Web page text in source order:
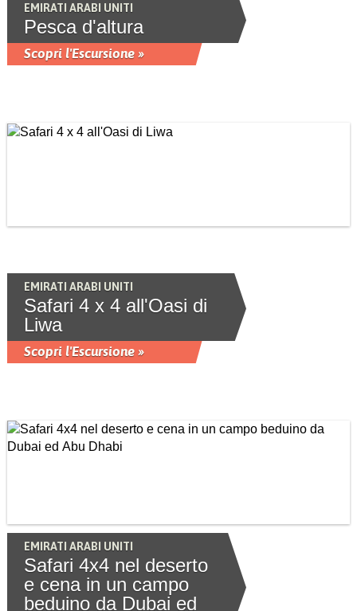
EMIRATI ARABI UNITI
Pesca d'altura
Scopri l'Escursione »
EMIRATI ARABI UNITI
Safari 4 x 4 all'Oasi di
Liwa
Scopri l'Escursione »
EMIRATI ARABI UNITI
Safari 4x4 nel deserto
e cena in un campo
beduino da Dubai ed